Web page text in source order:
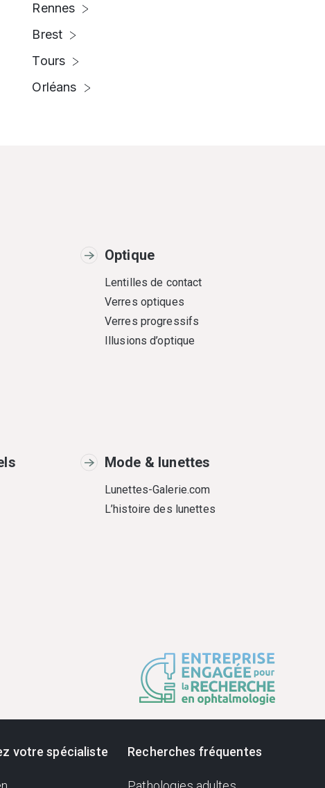
Rennes
Brest
Tours
Orléans
Optique
Lentilles de contact
Verres optiques
Verres progressifs
Illusions d’optique
Mode & lunettes
Lunettes-Galerie.com
L’histoire des lunettes
votre spécialiste Recherches fréquentes